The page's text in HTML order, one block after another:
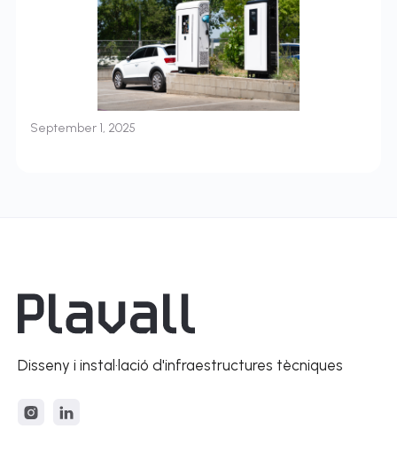
September 1, 2025
Disseny i instal·lació d'infraestructures tècniques